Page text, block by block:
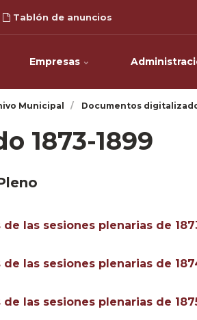
Tablón de anuncios
Empresas
Municipal Documentos
1873-1899
de las sesiones plenarias de
de las sesiones plenarias de
de las sesiones plenarias de